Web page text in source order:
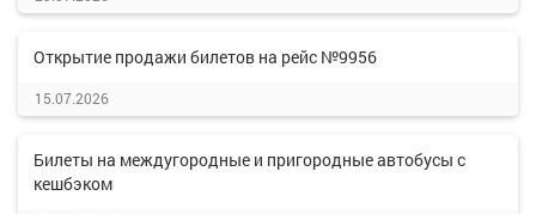
Открытие продажи билетов на рейс №9956
15.07.2026
Билеты на междугородные и пригородные автобусы с
кешбэком